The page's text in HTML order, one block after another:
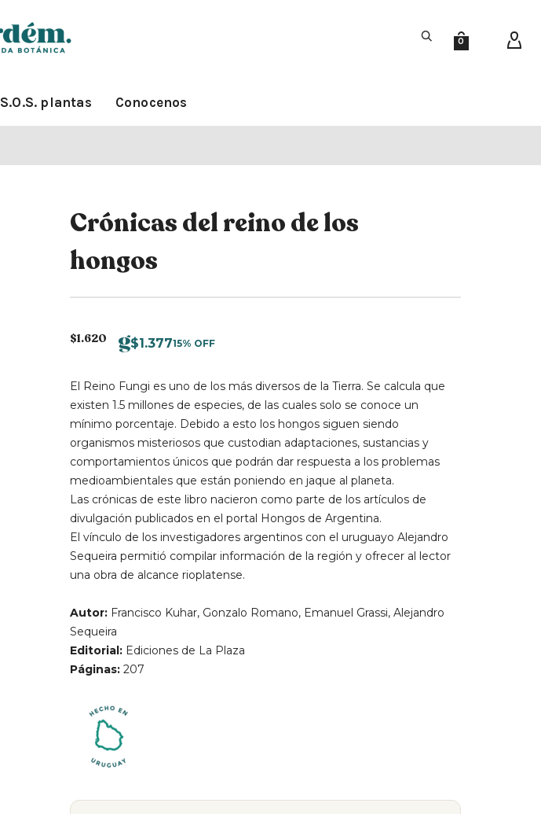
0
S.O.S. plantas Conocenos
Crónicas del reino de los
hongos
$1.620 $1.37715% OFF
El Reino Fungi es uno de los más diversos de la Tierra. Se calcula que
existen 1.5 millones de especies, de las cuales solo se conoce un
mínimo porcentaje. Debido a esto los hongos siguen siendo
organismos misteriosos que custodian adaptaciones, sustancias y
comportamientos únicos que podrán dar respuesta a los problemas
medioambientales que están poniendo en jaque al planeta.
Las crónicas de este libro nacieron como parte de los artículos de
divulgación publicados en el portal Hongos de Argentina.
El vínculo de los investigadores argentinos con el uruguayo Alejandro
Sequeira permitió compilar información de la región y ofrecer al lector
una obra de alcance rioplatense.
Autor: Francisco Kuhar, Gonzalo Romano, Emanuel Grassi, Alejandro
Sequeira
Editorial: Ediciones de La Plaza
Páginas: 207